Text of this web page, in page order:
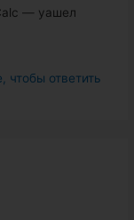
— yашел
чтобы ответить